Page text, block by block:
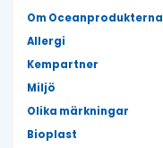
Om Oceanprodukterna
Allergi
Kempartner
Miljö
Olika märkningar
Bioplast